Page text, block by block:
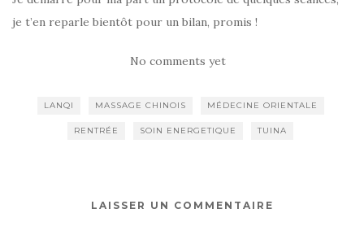
je t’en reparle bientôt pour un bilan, promis !
No comments yet
LANQI MASSAGE CHINOIS MÉDECINE ORIENTALE
RENTRÉE SOIN ENERGETIQUE TUINA
LAISSER UN COMMENTAIRE